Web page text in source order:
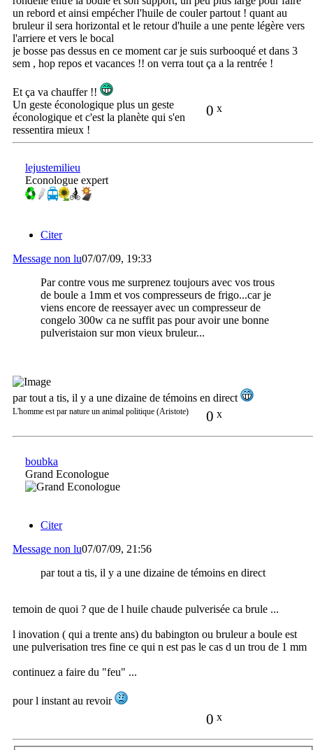
un rebord et ainsi empécher l'huile de couler partout ! quant au
bruleur il sera horizontal et le retour d'huile a une pente légère vers
l'arriere et vers le bocal
je bosse pas dessus en ce moment car je suis surbooqué et dans 3
sem , hop repos et vacances !! on verra tout ça a la rentrée !
Et ça va chauffer !!
0 x
Un geste éconologique plus un geste
éconologique et c'est la planète qui s'en
ressentira mieux !
lejustemilieu
Econologue expert
Citer
Message non lu07/07/09, 19:33
Par contre vous me surprenez toujours avec vos trous
de boule a 1mm et vos compresseurs de frigo...car je
viens encore de reessayer avec un compresseur de
congelo 300w ca ne suffit pas pour avoir une bonne
pulveristaion sur mon vieux bruleur...
par tout a tis, il y a une dizaine de témoins en direct
0 x
L'homme est par nature un animal politique (Aristote)
boubka
Grand Econologue
Citer
Message non lu07/07/09, 21:56
par tout a tis, il y a une dizaine de témoins en direct
temoin de quoi ? que de l huile chaude pulverisée ca brule ...
l inovation ( qui a trente ans) du babington ou bruleur a boule est
une pulverisation tres fine ce qui n est pas le cas d un trou de 1 mm
continuez a faire du "feu" ...
pour l instant au revoir
0 x